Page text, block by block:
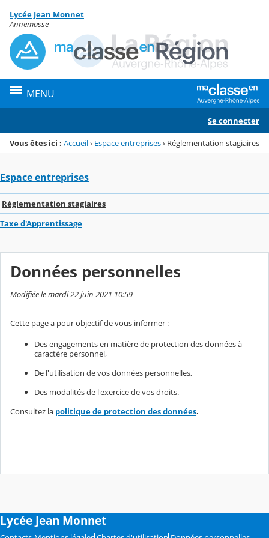
Menu de la rubrique
Contenu
Lycée Jean Monnet
Annemasse
MENU
Se connecter
Vous êtes ici : Accueil› Espace entreprises› Réglementation stagiaires
Espace entreprises
Réglementation stagiaires
Taxe d'Apprentissage
Données personnelles
Modifiée le mardi 22 juin 2021 10:59
Cette page a pour objectif de vous informer :
Des engagements en matière de protection des données à
caractère personnel,
De l'utilisation de vos données personnelles,
Des modalités de l'exercice de vos droits.
Consultez la politique de protection des données.
Lycée Jean Monnet